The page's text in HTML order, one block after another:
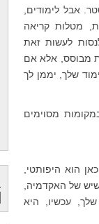
בשבוע בכל סמסטר. אבל לימודים,
מטלות קריאה
לעשות זאת
מבוסס, אלא אם
שלך, יממן לך
מסוימים
הוא היפותטי,
של האקדמיה,
עכשיו, היא